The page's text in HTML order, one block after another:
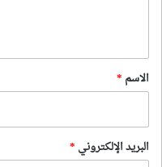
*
الاسم *
البريد الإلكتروني *